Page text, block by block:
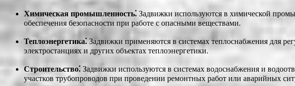
Химическая промышленность⁚ Задвижки используются в химической
обеспечения безопасности при работе с опасными веществами.
Теплоэнергетика⁚Задвижки применяются в системах теплоснабжения для
электростанциях и других объектах теплоэнергетики.
Строительство⁚ Задвижки используются в системах водоснабжения и
участков трубопроводов при проведении ремонтных работ или аварийных